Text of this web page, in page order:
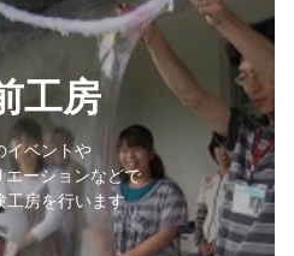
工房
イベントや
エーションなどで
工房を行います